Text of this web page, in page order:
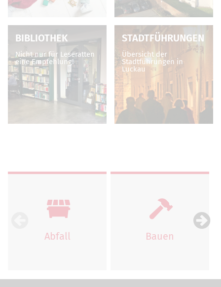
BIBLIOTHEK
Nicht nur für Leseratten
eine Empfehlung!
STADTFÜHRUNGEN
Übersicht der
Stadtführungen in
Luckau
Abfall Bauen